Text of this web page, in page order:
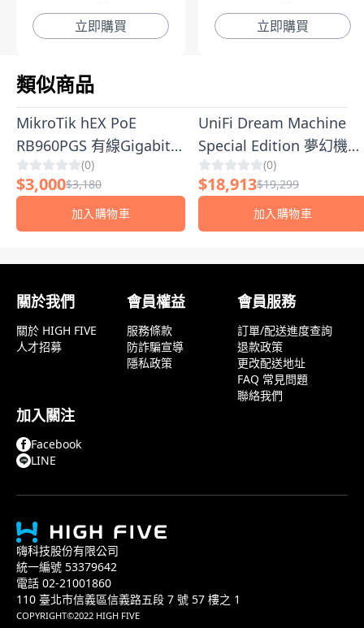
立即購買 立即購買
類似商品
MikroTik hEX PoE
RB960PGS 有線Gigabit路
由器 5埠 PoE供電 網路交
換器 高效能RouterOS 防
火牆 VPN 支援
(0)
$3,000$3,180
加入購物車
UniFi Dream Machine
Special Edition 夢幻機特
別版｜高效企業級全方位
無線路由器｜支援UniFi
OS系統 智慧網路安全管
理
(0)
$18,913$19,299
加入購物車
關於我們
關於 HIGH FIVE
人才招募
會員權益
服務條款
防詐騙宣導
隱私政策
會員服務
訂單/配送進度查詢
退款政策
更改配送地址
FAQ 常見問題
聯絡我們
加入關注
Facebook
LINE
嗨科技股份有限公司
統一編號 53379642
電話 02-21001860
110 臺北市信義區信義路五段 7 號 57 樓之 1
COPYRIGHT©2022 HIGH FIVE